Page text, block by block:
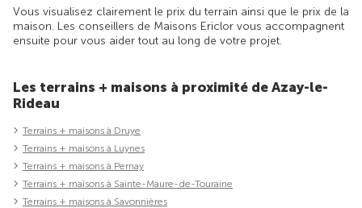
Vous visualisez clairement le prix du terrain ainsi que le prix de la
maison. Les conseillers de Maisons Ericlor vous accompagnent
ensuite pour vous aider tout au long de votre projet.
Les terrains + maisons à proximité de Azay-le-
Rideau
Terrains + maisons à Druye
Terrains + maisons à Luynes
Terrains + maisons à Pernay
Terrains + maisons à Sainte-Maure-de-Touraine
Terrains + maisons à Savonnières